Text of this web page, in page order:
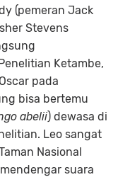
(pemeran Jack
Stevens
Ketambe,
pada
bisa bertemu
abelii) dewasa di
Leo sangat
Nasional
suara